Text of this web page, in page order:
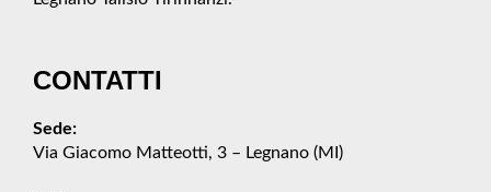
CONTATTI
Sede:
Via Giacomo Matteotti, 3 – Legnano (MI)